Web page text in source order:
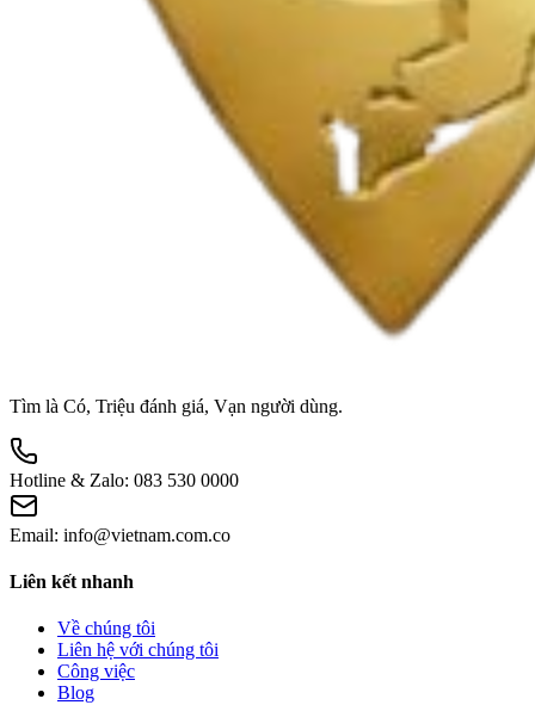
Tìm là Có, Triệu đánh giá, Vạn người dùng.
Hotline & Zalo: 083 530 0000
Email: info@vietnam.com.co
Liên kết nhanh
Về chúng tôi
Liên hệ với chúng tôi
Công việc
Blog